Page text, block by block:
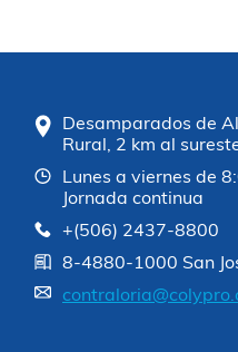
Desamparados de
Rural, 2 km al
Lunes a viernes de
Jornada continua
+(506) 2437-8800
8-4880-1000 San